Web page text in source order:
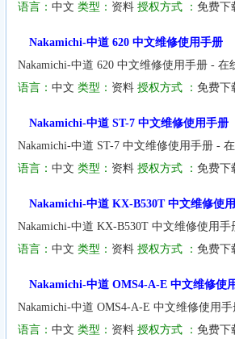
语言： 中文 类型： 资料 授权方式 ： 免费下
Nakamichi-中道 620 中文维修使用手册
Nakamichi-中道 620 中文维修使用手册 - 在
语言： 中文 类型： 资料 授权方式 ： 免费下
Nakamichi-中道 ST-7 中文维修使用手册
Nakamichi-中道 ST-7 中文维修使用手册 -
语言： 中文 类型： 资料 授权方式 ： 免费下
Nakamichi-中道 KX-B530T 中文维修使
Nakamichi-中道 KX-B530T 中文维修使用
语言： 中文 类型： 资料 授权方式 ： 免费下
Nakamichi-中道 OMS4-A-E 中文维修使
Nakamichi-中道 OMS4-A-E 中文维修使用
语言： 中文 类型： 资料 授权方式 ： 免费下